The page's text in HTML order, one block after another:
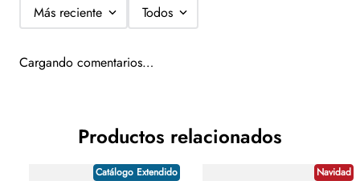
proveedor.
diferente al producto pedido ó si esta dañado.
Más reciente Todos
Cargando comentarios…
Productos relacionados
Catálogo Extendido Navidad